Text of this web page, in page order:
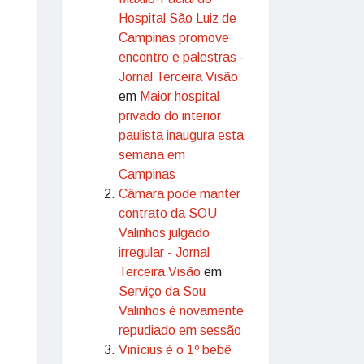
Hospital São Luiz de
Campinas promove
encontro e palestras -
Jornal Terceira Visão
em Maior hospital
privado do interior
paulista inaugura esta
semana em
Campinas
Câmara pode manter
contrato da SOU
Valinhos julgado
irregular - Jornal
Terceira Visão em
Serviço da Sou
Valinhos é novamente
repudiado em sessão
Vinícius é o 1º bebê